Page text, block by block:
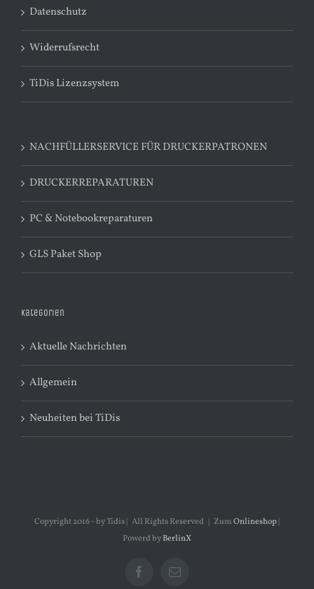
Datenschutz
Widerrufsrecht
TiDis Lizenzsystem
NACHFÜLLERSERVICE FÜR DRUCKERPATRONEN
DRUCKERREPARATUREN
PC & Notebookreparaturen
GLS Paket Shop
Kategorien
Aktuelle Nachrichten
Allgemein
Neuheiten bei TiDis
Copyright 2016 - by Tidis | All Rights Reserved | ZumOnlineshop
Powerd byBerlinX
Facebook
E-